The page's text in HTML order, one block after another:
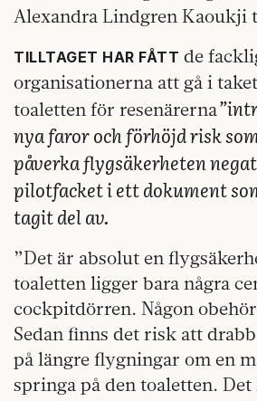
Alexandra Lindgren Kaoukji
TILLTAGET HAR FÅTT de
organisationerna att gå i
toaletten för resenärerna
nya faror och förhöjd risk
påverka flygsäkerheten
pilotfacket i ett dokument
tagit del av.
”Det är absolut en
toaletten ligger bara några
cockpitdörren. Någon
Sedan finns det risk att
på längre flygningar om en
springa på den toaletten. Det